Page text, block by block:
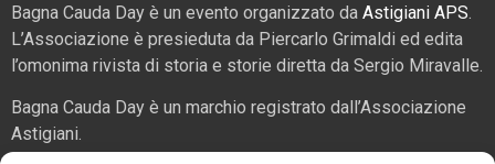
Bagna Cauda Day è un evento organizzato da Astigiani APS.
L’Associazione è presieduta da Piercarlo Grimaldi ed edita
l’omonima rivista di storia e storie diretta da Sergio Miravalle.
Bagna Cauda Day è un marchio registrato dall’Associazione
Astigiani.